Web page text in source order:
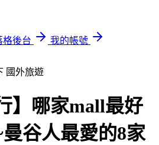
格後台
我的帳號
國外旅遊
】哪家mall最好
谷人最愛的8家